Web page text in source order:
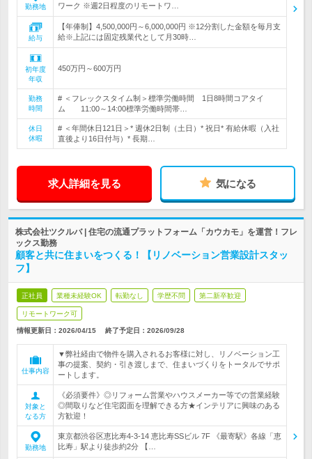
勤務地
ワーク ※週2日程度のリモートワ…
給与
【年俸制】4,500,000円～6,000,000円 ※12分割した金額を毎月支
給※上記には固定残業代として月30時…
初年度
年収
450万円～600万円
勤務
時間
# ＜フレックスタイム制＞標準労働時間 1日8時間コアタイ
ム 11:00～14:00標準労働時間帯…
休日
休暇
# ＜年間休日121日＞* 週休2日制（土日）* 祝日* 有給休暇（入社
直後より16日付与）* 長期…
求人詳細を見る 気になる
株式会社ツクルバ | 住宅の流通プラットフォーム「カウカモ」を運営！フレ
ックス勤務
顧客と共に住まいをつくる！【リノベーション営業設計スタッ
フ】
正社員 業種未経験OK 転勤なし 学歴不問 第二新卒歓迎
リモートワーク可
情報更新日：2026/04/15 終了予定日： 2026/09/28
仕事内容
▼弊社経由で物件を購入されるお客様に対し、リノベーション工
事の提案、契約・引き渡しまで、住まいづくりをトータルでサポ
ートします。
対象と
なる方
《必須要件》◎リフォーム営業やハウスメーカー等での営業経験
◎間取りなど住宅図面を理解できる方★インテリアに興味のある
方歓迎！
勤務地
東京都渋谷区恵比寿4-3-14 恵比寿SSビル 7F 《最寄駅》各線「恵
比寿」駅より徒歩約2分 【…